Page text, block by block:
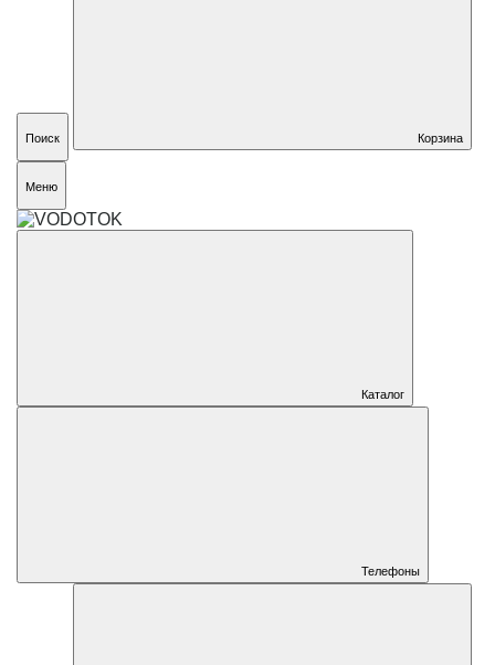
Поиск Корзина
Меню
Каталог
Телефоны